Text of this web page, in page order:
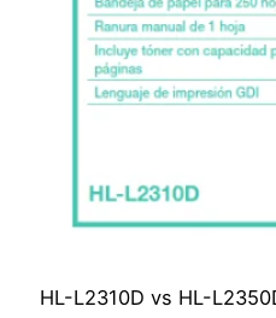
HL-L2310D vs HL-